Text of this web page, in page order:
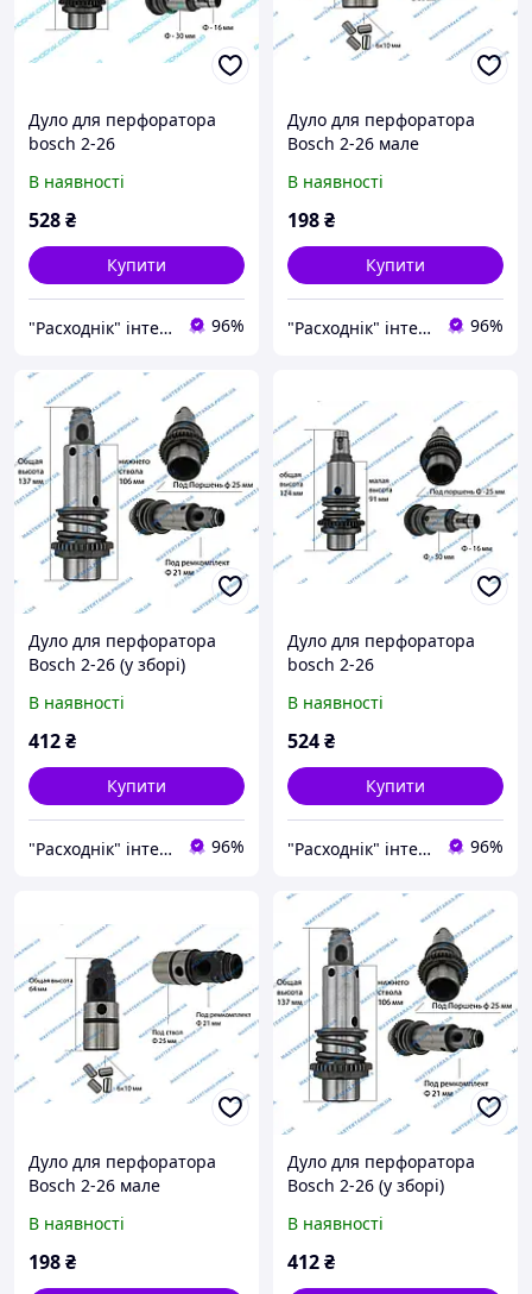
Дуло для перфоратора
bosch 2-26
В наявності
528₴
Купити
"Расходнік" інтернет магазин запчастин 96%
Дуло для перфоратора
Bosch 2-26 мале
В наявності
198₴
Купити
"Расходнік" інтернет магазин запчастин 96%
Дуло для перфоратора
Bosch 2-26 (у зборі)
В наявності
412₴
Купити
"Расходнік" інтернет магазин запчастин 96%
Дуло для перфоратора
bosch 2-26
В наявності
524₴
Купити
"Расходнік" інтернет магазин запчастин 96%
Дуло для перфоратора
Bosch 2-26 мале
В наявності
198₴
Дуло для перфоратора
Bosch 2-26 (у зборі)
В наявності
412₴